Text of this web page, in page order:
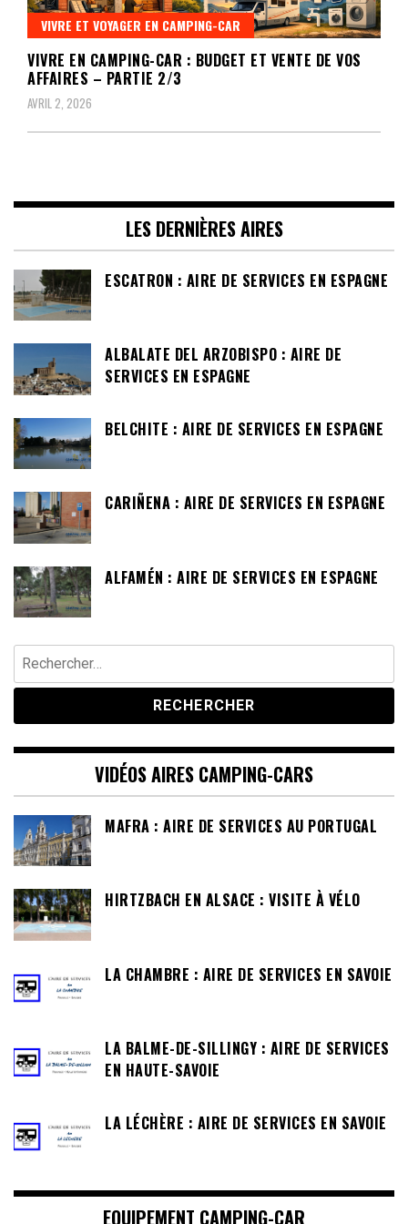
VIVRE ET VOYAGER EN CAMPING-CAR
VIVRE EN CAMPING-CAR : BUDGET ET VENTE DE VOS
AFFAIRES – PARTIE 2/3
AVRIL 2, 2026
LES DERNIÈRES AIRES
ESCATRON : AIRE DE SERVICES EN ESPAGNE
ALBALATE DEL ARZOBISPO : AIRE DE
SERVICES EN ESPAGNE
BELCHITE : AIRE DE SERVICES EN ESPAGNE
CARIÑENA : AIRE DE SERVICES EN ESPAGNE
ALFAMÉN : AIRE DE SERVICES EN ESPAGNE
Rechercher :
VIDÉOS AIRES CAMPING-CARS
MAFRA : AIRE DE SERVICES AU PORTUGAL
HIRTZBACH EN ALSACE : VISITE À VÉLO
LA CHAMBRE : AIRE DE SERVICES EN SAVOIE
LA BALME-DE-SILLINGY : AIRE DE SERVICES
EN HAUTE-SAVOIE
LA LÉCHÈRE : AIRE DE SERVICES EN SAVOIE
EQUIPEMENT CAMPING-CAR